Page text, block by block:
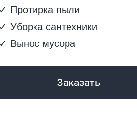
✓ Протирка пыли
✓ Уборка сантехники
✓ Вынос мусора
Заказать